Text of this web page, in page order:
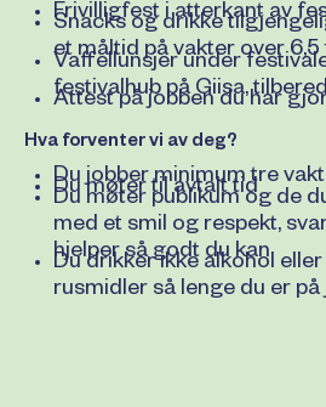
Frivilligfest i atterkant av
Snacks og drikke
et måltid på vakter over 6,5
Vaffellunsjer under
festivalhub på Giisa,
Attest på jobben du har
Hva forventer vi av deg?
Du jobber minimum tre
Du møter til avtalt tid
Du møter publikum og de
med et smil og respekt,
hjelper så godt du kan
Du drikker ikke alkohol
rusmidler så lenge du er på